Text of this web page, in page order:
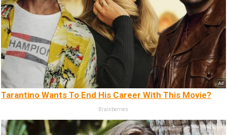
Tarantino Wants To End His Career With This Movie?
Brainberries